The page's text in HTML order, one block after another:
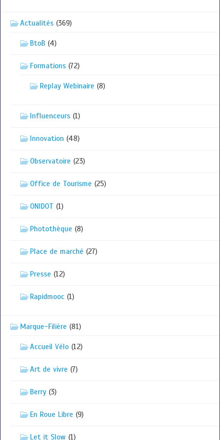
Actualités (369)
BtoB (4)
Formations (72)
Replay Webinaire (8)
Influenceurs (1)
Innovation (48)
Observatoire (23)
Office de Tourisme (25)
ONIDOT (1)
Photothèque (8)
Place de marché (27)
Presse (12)
Rapidmooc (1)
Marque-Filière (81)
Accueil Vélo (12)
Art de vivre (7)
Berry (3)
En Roue Libre (9)
Let it Slow (1)